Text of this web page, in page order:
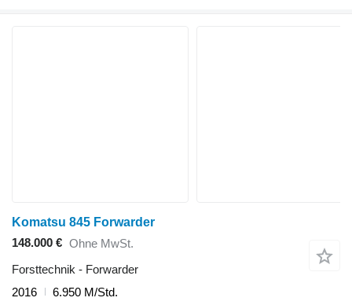
Komatsu 845 Forwarder
148.000 € Ohne MwSt.
Forsttechnik - Forwarder
2016
6.950 M/Std.